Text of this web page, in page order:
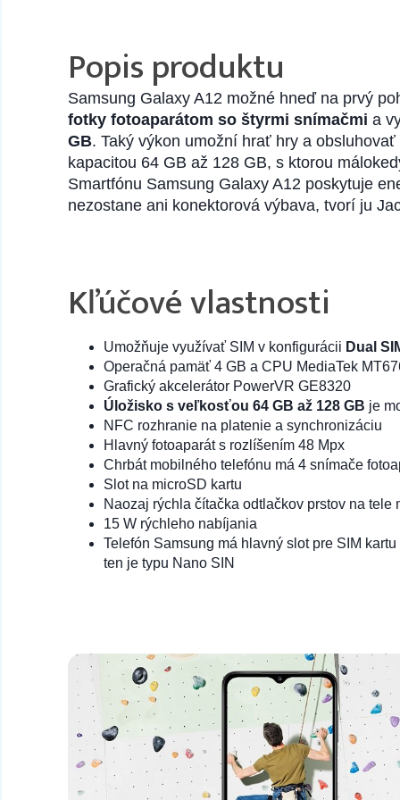
Popis produktu
Samsung Galaxy A12 možné hneď na prvý
fotkyfotoaparátom so štyrmi snímačmia
GB. Taký výkon umožní hrať hry a
kapacitou 64 GB až 128 GB, s ktorou
Smartfónu Samsung Galaxy A12 poskytuje
nezostane ani konektorová výbava, tvorí ju
Kľúčové vlastnosti
Umožňuje využívať SIM v konfigurácii Dual
Operačná pamäť 4 GB a CPU MediaTek
Grafický akcelerátor PowerVR GE8320
Úložisko s veľkosťou64 GB až 128 GB je
NFC rozhranie na platenie a synchronizáciu
Hlavný fotoaparát s rozlíšením 48 Mpx
Chrbát mobilného telefónu má 4 snímače
Slot na microSD kartu
Naozaj rýchla čítačka odtlačkov prstov na tele
15 W rýchleho nabíjania
Telefón Samsung má hlavný slot pre SIM
ten je typu Nano SIN